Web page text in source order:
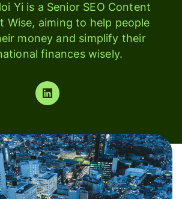
Yi is a Senior SEO Content
Wise, aiming to help people
money and simplify their
finances wisely.